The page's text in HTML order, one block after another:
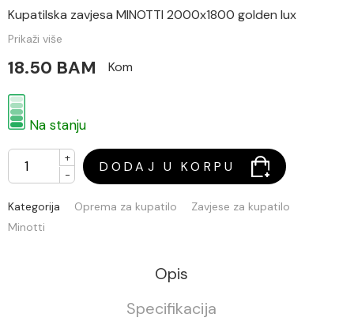
Kupatilska zavjesa MINOTTI 2000x1800 golden lux
Prikaži više
18.50 BAM Kom
Na stanju
+
-
DODAJ U KORPU
Kategorija Oprema za kupatilo
Zavjese za kupatilo
Minotti
Opis
Specifikacija